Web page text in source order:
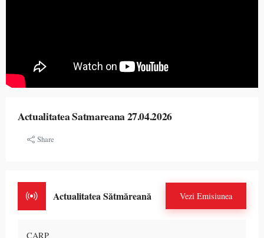
Actualitatea Satmareana 27.04.2026
Share
Actualitatea Sătmăreană Vezi Emisiunea
CARP